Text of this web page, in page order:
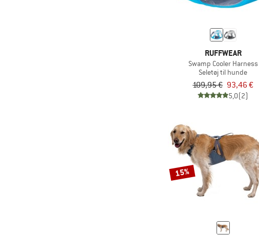
RUFFWEAR
Swamp Cooler Harness
Seletøj til hunde
109,95 € 93,46 €
5,0(2)
15%